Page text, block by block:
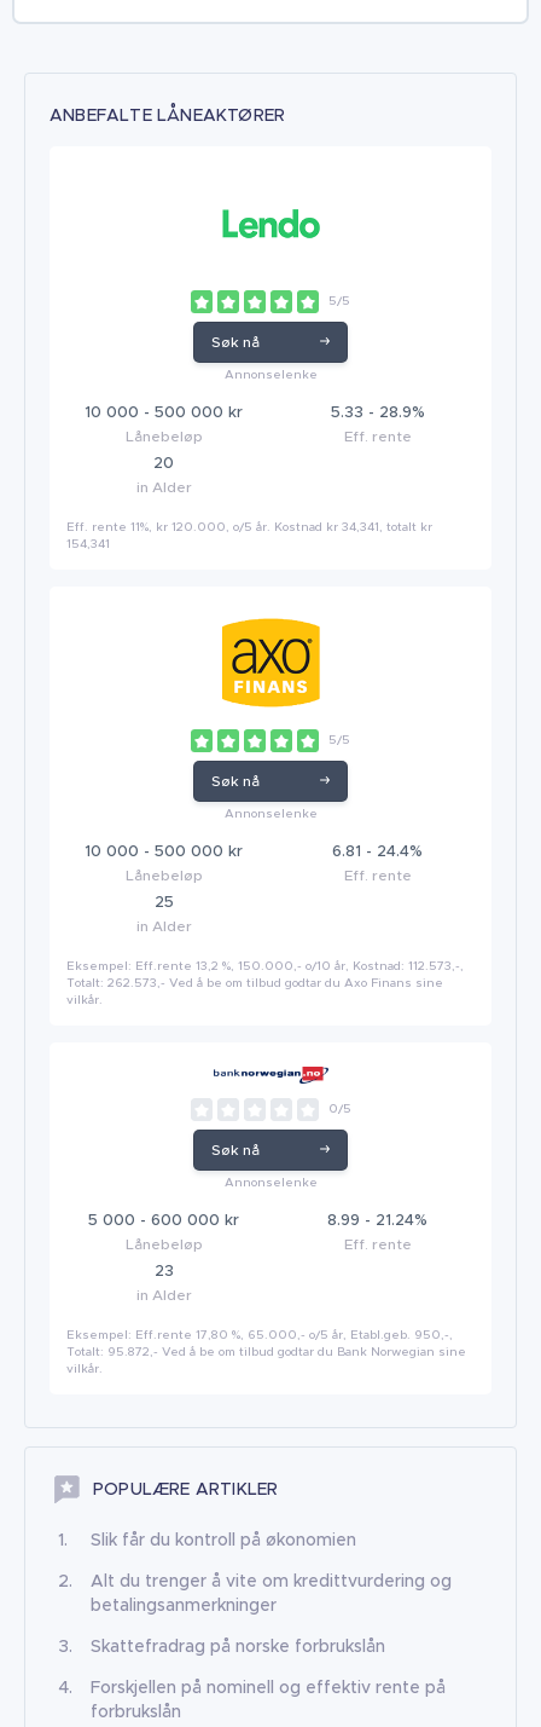
ANBEFALTE LÅNEAKTØRER
5/5
Søk nå
Annonselenke
10 000 - 500 000 kr
Lånebeløp
5.33 - 28.9%
Eff. rente
20
in Alder
Eff. rente 11%, kr 120.000, o/5 år. Kostnad kr 34,341, totalt kr
154,341
5/5
Søk nå
Annonselenke
10 000 - 500 000 kr
Lånebeløp
6.81 - 24.4%
Eff. rente
25
in Alder
Eksempel: Eff.rente 13,2 %, 150.000,- o/10 år, Kostnad: 112.573,-,
Totalt: 262.573,- Ved å be om tilbud godtar du Axo Finans sine
vilkår.
0/5
Søk nå
Annonselenke
5 000 - 600 000 kr
Lånebeløp
8.99 - 21.24%
Eff. rente
23
in Alder
Eksempel: Eff.rente 17,80 %, 65.000,- o/5 år, Etabl.geb. 950,-,
Totalt: 95.872,- Ved å be om tilbud godtar du Bank Norwegian sine
vilkår.
POPULÆRE ARTIKLER
Slik får du kontroll på økonomien
Alt du trenger å vite om kredittvurdering og
betalingsanmerkninger
Skattefradrag på norske forbrukslån
Forskjellen på nominell og effektiv rente på
forbrukslån